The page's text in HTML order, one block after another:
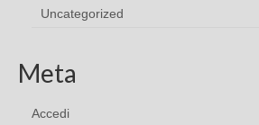
Uncategorized
Meta
Accedi